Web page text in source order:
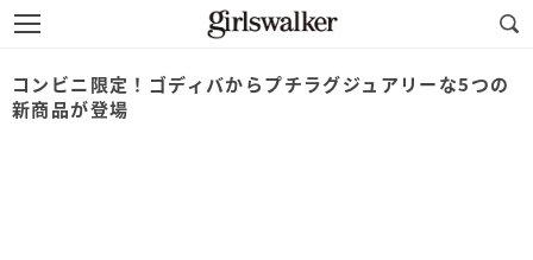
コンビニ限定！ゴディバからプチラグジュアリーな5つの
新商品が登場